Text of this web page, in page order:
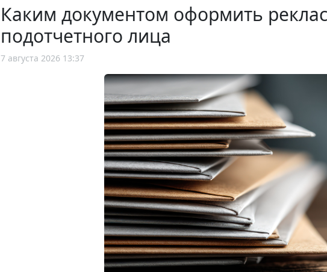
Каким документом оформить
подотчетного лица
7 августа 2026 13:37